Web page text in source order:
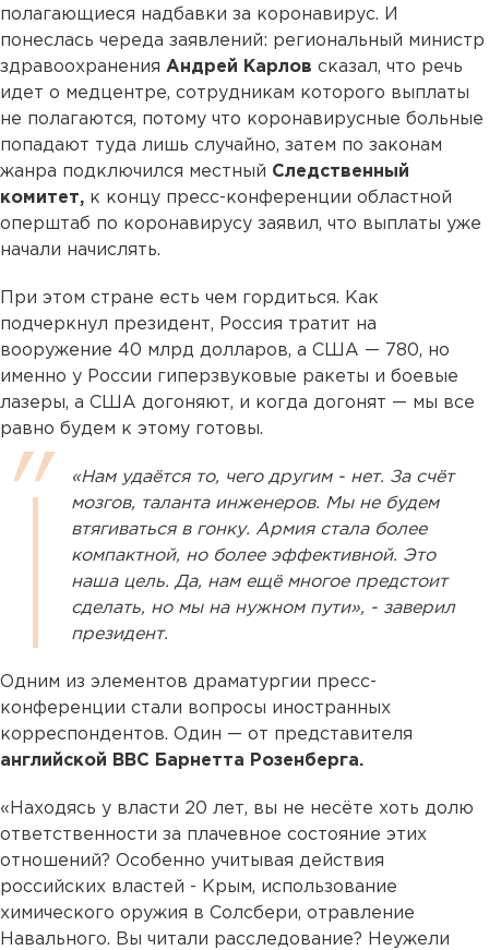
полагающиеся надбавки за коронавирус. И
понеслась череда заявлений: региональный министр
здравоохранения Андрей Карлов сказал, что речь
идет о медцентре, сотрудникам которого выплаты
не полагаются, потому что коронавирусные больные
попадают туда лишь случайно, затем по законам
жанра подключился местный Следственный
комитет, к концу пресс-конференции областной
оперштаб по коронавирусу заявил, что выплаты уже
начали начислять.
При этом стране есть чем гордиться. Как
подчеркнул президент, Россия тратит на
вооружение 40 млрд долларов, а США — 780, но
именно у России гиперзвуковые ракеты и боевые
лазеры, а США догоняют, и когда догонят — мы все
равно будем к этому готовы.
«Нам удаётся то, чего другим - нет. За счёт
мозгов, таланта инженеров. Мы не будем
втягиваться в гонку. Армия стала более
компактной, но более эффективной. Это
наша цель. Да, нам ещё многое предстоит
сделать, но мы на нужном пути», - заверил
президент.
Одним из элементов драматургии пресс-
конференции стали вопросы иностранных
корреспондентов. Один — от представителя
английской BBC Барнетта Розенберга.
«Находясь у власти 20 лет, вы не несёте хоть долю
ответственности за плачевное состояние этих
отношений? Особенно учитывая действия
российских властей - Крым, использование
химического оружия в Солсбери, отравление
Навального. Вы читали расследование? Неужели